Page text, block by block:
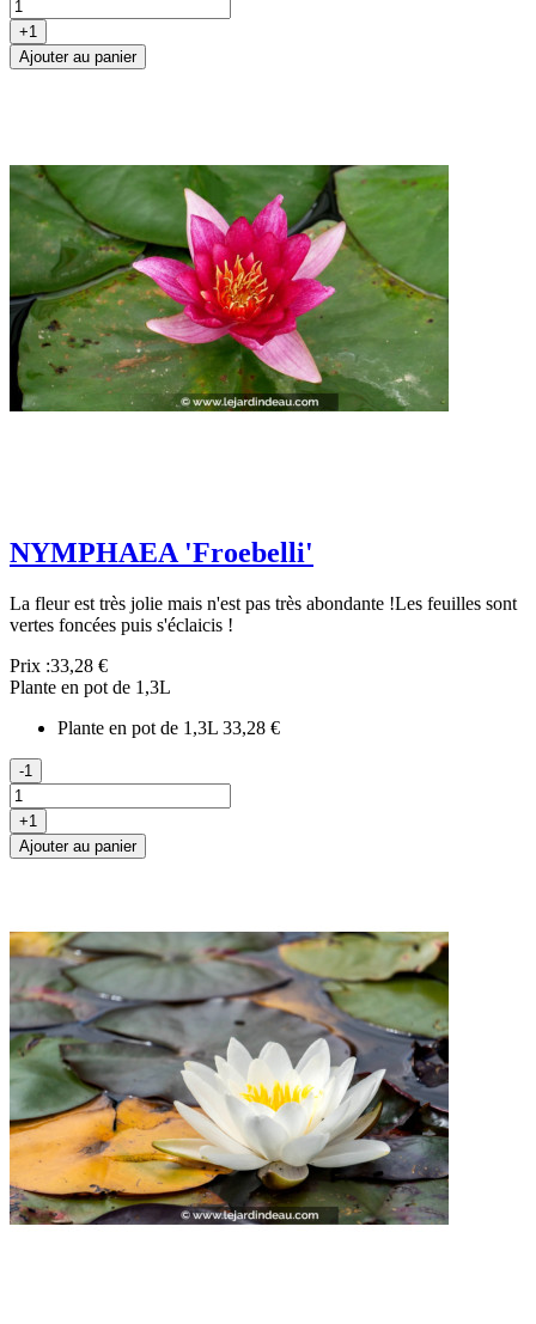
+1
Ajouter au panier
NYMPHAEA 'Froebelli'
La fleur est très jolie mais n'est pas très abondante !Les feuilles sont
vertes foncées puis s'éclaicis !
Prix :33,28 €
Plante en pot de 1,3L
Plante en pot de 1,3L 33,28 €
-1
+1
Ajouter au panier